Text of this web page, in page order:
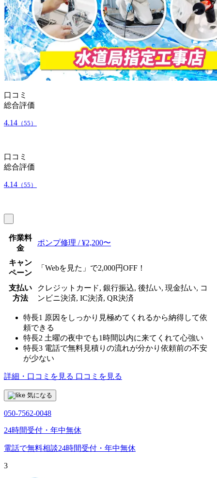
口コミ
総合評価
4.14 （55）
口コミ
総合評価
4.14 （55）
作業料
金
ポンプ修理 / ¥2,200〜
キャン
ペーン
「Webを見た」で2,000円OFF！
支払い
方法
クレジットカード, 銀行振込, 後払い, 現金払い, コ
ンビニ決済, IC決済, QR決済
特長1 原因をしっかり見極めてくれるから納得して依
頼できる
特長2 土曜の夜中でも1時間以内に来てくれて心強い
特長3 電話で無料見積りの流れが分かり依頼前の不安
が少ない
詳細・口コミを見る 口コミを見る
気になる
050-7562-0048
24時間受付・年中無休
電話で無料相談24時間受付・年中無休
3